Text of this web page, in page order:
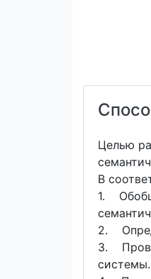
Целью
В
1.
2.
3.
системы.